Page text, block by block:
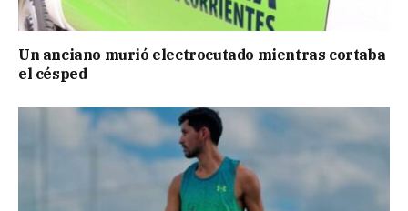
Un anciano murió electrocutado mientras cortaba
el césped